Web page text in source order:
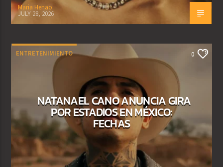
Maria Henao
JULY 28, 2026
ENTRETENIMIENTO 0
NATANAEL CANO ANUNCIA GIRA
POR ESTADIOS EN MÉXICO:
FECHAS